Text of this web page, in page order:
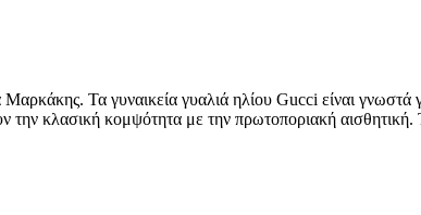
Τα γυναικεία γυαλιά ηλίου Gucci είναι γνωστά
την κλασική κομψότητα με την πρωτοποριακή αισθητική.